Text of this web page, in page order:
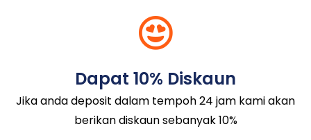
Dapat 10% Diskaun
Jika anda deposit dalam tempoh 24 jam kami akan
berikan diskaun sebanyak 10%